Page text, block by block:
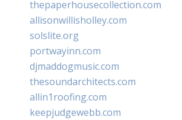
thepaperhousecollection.com
allisonwillisholley.com
solslite.org
portwayinn.com
djmaddogmusic.com
thesoundarchitects.com
allin1roofing.com
keepjudgewebb.com